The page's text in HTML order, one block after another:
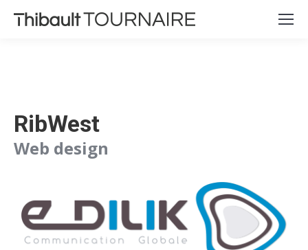
RibWest
Web design